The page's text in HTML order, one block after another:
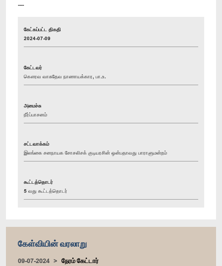
----
கேட்கப்பட்ட திகதி
2024-07-09
கேட்டவர்
கௌரவ வாசுதேவ நாணாயக்கார, பா.உ.
அமைச்சு
நீர்ப்பாசனம்
சட்டவாக்கம்
இலங்கை சனநாயக சோசலிசக் குடியரசின் ஒன்பதாவது பாராளுமன்றம்
கூட்டத்தொடர்
5 வது கூட்டத்தொடர்
கேள்வியின் வரலாறு
09-07-2024
நேரம் கேட்டார்